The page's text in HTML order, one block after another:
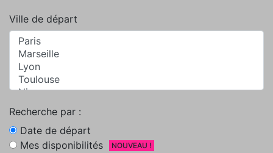
Ville de départ
Recherche par :
Date de départ
Mes disponibilités
NOUVEAU !